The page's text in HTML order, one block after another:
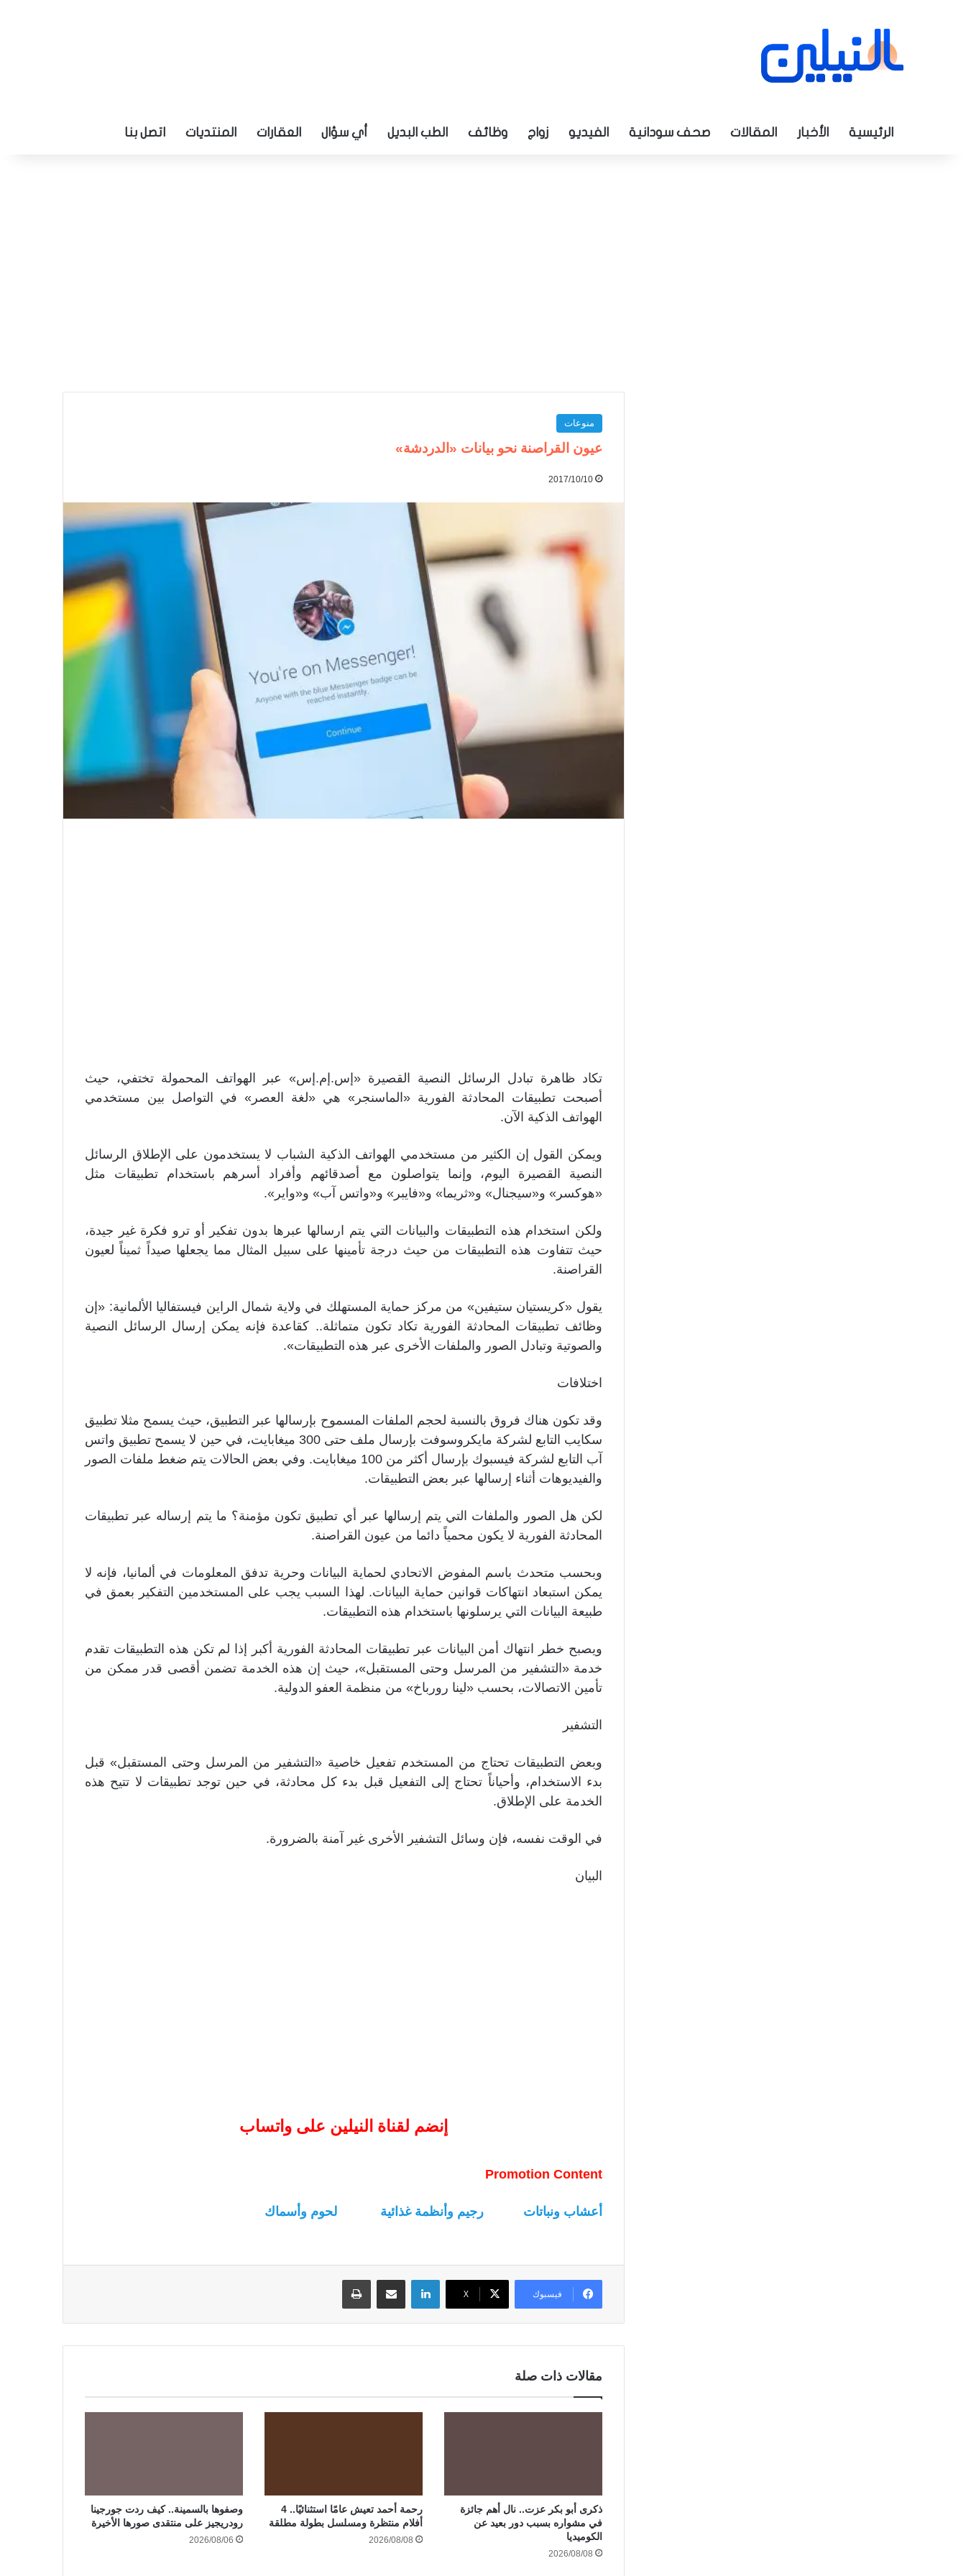
الرئيسية الأخبار المقالات صحف سودانية الفيديو زواج وظائف الطب البديل أي سؤال العقارات المنتديات اتصل بنا
منوعات
عيون القراصنة نحو بيانات «الدردشة»
2017/10/10
تكاد ظاهرة تبادل الرسائل النصية القصيرة «إس.إم.إس» عبر الهواتف المحمولة تختفي، حيث
أصبحت تطبيقات المحادثة الفورية «الماسنجر» هي «لغة العصر» في التواصل بين مستخدمي
الهواتف الذكية الآن.
ويمكن القول إن الكثير من مستخدمي الهواتف الذكية الشباب لا يستخدمون على الإطلاق الرسائل
النصية القصيرة اليوم، وإنما يتواصلون مع أصدقائهم وأفراد أسرهم باستخدام تطبيقات مثل
«هوكسر» و«سيجنال» و«ثريما» و«فايبر» و«واتس آب» و«واير».
ولكن استخدام هذه التطبيقات والبيانات التي يتم ارسالها عبرها بدون تفكير أو ترو فكرة غير جيدة،
حيث تتفاوت هذه التطبيقات من حيث درجة تأمينها على سبيل المثال مما يجعلها صيداً ثميناً لعيون
القراصنة.
يقول «كريستيان ستيفين» من مركز حماية المستهلك في ولاية شمال الراين فيستفاليا الألمانية: «إن
وظائف تطبيقات المحادثة الفورية تكاد تكون متماثلة.. كقاعدة فإنه يمكن إرسال الرسائل النصية
والصوتية وتبادل الصور والملفات الأخرى عبر هذه التطبيقات».
اختلافات
وقد تكون هناك فروق بالنسبة لحجم الملفات المسموح بإرسالها عبر التطبيق، حيث يسمح مثلا تطبيق
سكايب التابع لشركة مايكروسوفت بإرسال ملف حتى 300 ميغابايت، في حين لا يسمح تطبيق واتس
آب التابع لشركة فيسبوك بإرسال أكثر من 100 ميغابايت. وفي بعض الحالات يتم ضغط ملفات الصور
والفيديوهات أثناء إرسالها عبر بعض التطبيقات.
لكن هل الصور والملفات التي يتم إرسالها عبر أي تطبيق تكون مؤمنة؟ ما يتم إرساله عبر تطبيقات
المحادثة الفورية لا يكون محمياً دائما من عيون القراصنة.
وبحسب متحدث باسم المفوض الاتحادي لحماية البيانات وحرية تدفق المعلومات في ألمانيا، فإنه لا
يمكن استبعاد انتهاكات قوانين حماية البيانات. لهذا السبب يجب على المستخدمين التفكير بعمق في
طبيعة البيانات التي يرسلونها باستخدام هذه التطبيقات.
ويصبح خطر انتهاك أمن البيانات عبر تطبيقات المحادثة الفورية أكبر إذا لم تكن هذه التطبيقات تقدم
خدمة «التشفير من المرسل وحتى المستقبل»، حيث إن هذه الخدمة تضمن أقصى قدر ممكن من
تأمين الاتصالات، بحسب «لينا رورباخ» من منظمة العفو الدولية.
التشفير
وبعض التطبيقات تحتاج من المستخدم تفعيل خاصية «التشفير من المرسل وحتى المستقبل» قبل
بدء الاستخدام، وأحياناً تحتاج إلى التفعيل قبل بدء كل محادثة، في حين توجد تطبيقات لا تتيح هذه
الخدمة على الإطلاق.
في الوقت نفسه، فإن وسائل التشفير الأخرى غير آمنة بالضرورة.
البيان
إنضم لقناة النيلين على واتساب
Promotion Content
أعشاب ونباتات رجيم وأنظمة غذائية لحوم وأسماك
فيسبوك ‫X
لينكدإن
مقالات ذات صلة
ذكرى أبو بكر عزت.. نال أهم جائزة
في مشواره بسبب دور بعيد عن
الكوميديا
2026/08/08
رحمة أحمد تعيش عامًا استثنائيًا.. 4
أفلام منتظرة ومسلسل بطولة مطلقة
2026/08/08
وصفوها بالسمينة.. كيف ردت جورجينا
رودريجيز على منتقدى صورها الأخيرة
2026/08/06